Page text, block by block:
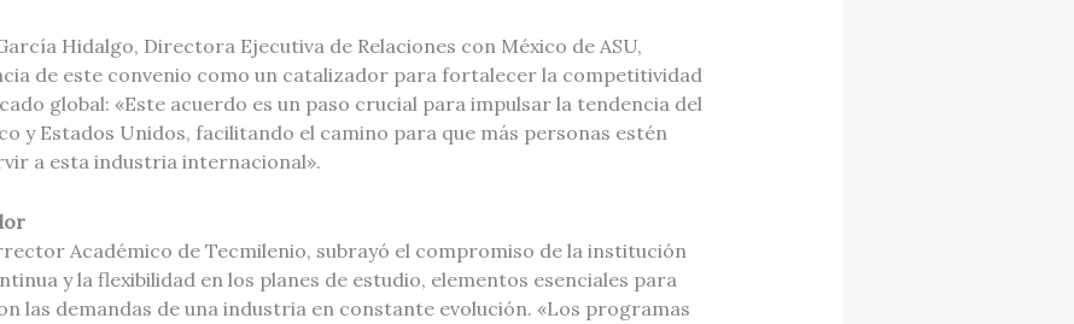
Hidalgo, Directora Ejecutiva de Relaciones con México de ASU,
de este convenio como un catalizador para fortalecer la competitividad
global: «Este acuerdo es un paso crucial para impulsar la tendencia del
y Estados Unidos, facilitando el camino para que más personas estén
a esta industria internacional»​.
Académico de Tecmilenio, subrayó el compromiso de la institución
y la flexibilidad en los planes de estudio, elementos esenciales para
las demandas de una industria en constante evolución. «Los programas